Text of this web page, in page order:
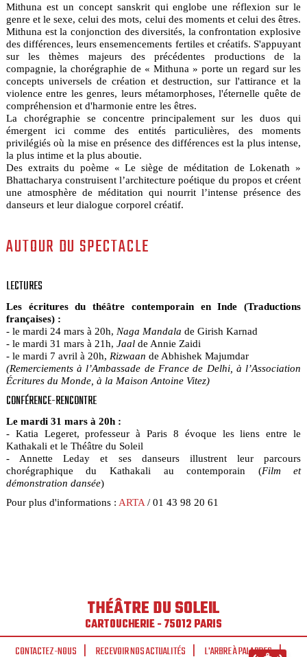
Mithuna est un concept sanskrit qui englobe une réflexion sur le
genre et le sexe, celui des mots, celui des moments et celui des êtres.
Mithuna est la conjonction des diversités, la confrontation explosive
des différences, leurs ensemencements fertiles et créatifs. S'appuyant
sur les thèmes majeurs des précédentes productions de la
compagnie, la chorégraphie de « Mithuna » porte un regard sur les
concepts universels de création et destruction, sur l'attirance et la
violence entre les genres, leurs métamorphoses, l'éternelle quête de
compréhension et d'harmonie entre les êtres.
La chorégraphie se concentre principalement sur les duos qui
émergent ici comme des entités particulières, des moments
privilégiés où la mise en présence des différences est la plus intense,
la plus intime et la plus aboutie.
Des extraits du poème « Le siège de méditation de Lokenath »
Bhattacharya construisent l’architecture poétique du propos et créent
une atmosphère de méditation qui nourrit l’intense présence des
danseurs et leur dialogue corporel créatif.
AUTOUR DU SPECTACLE
LECTURES
Les écritures du théâtre contemporain en Inde (Traductions
françaises) :
- le mardi 24 mars à 20h, Naga Mandala de Girish Karnad
- le mardi 31 mars à 21h, Jaalde Annie Zaidi
- le mardi 7 avril à 20h, Rizwaan de Abhishek Majumdar
(Remerciements à l’Ambassade de France de Delhi, à l’Association
Écritures du Monde, à la Maison Antoine Vitez)
CONFÉRENCE-RENCONTRE
Le mardi 31 mars à 20h :
- Katia Legeret, professeur à Paris 8 évoque les liens entre le
Kathakali et le Théâtre du Soleil
- Annette Leday et ses danseurs illustrent leur parcours
chorégraphique du Kathakali au contemporain (Film et
démonstration dansée)
Pour plus d'informations : ARTA/ 01 43 98 20 61
THÉÂTRE DU SOLEIL
CARTOUCHERIE - 75012 PARIS
CONTACTEZ-NOUS
RECEVOIR NOS ACTUALITÉS L'ARBRE À PALABRES